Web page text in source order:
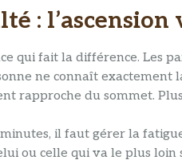
: l’ascension
qui fait la différence. Les
ne connaît exactement
rapproche du sommet.
il faut gérer la
ou celle qui va le plus